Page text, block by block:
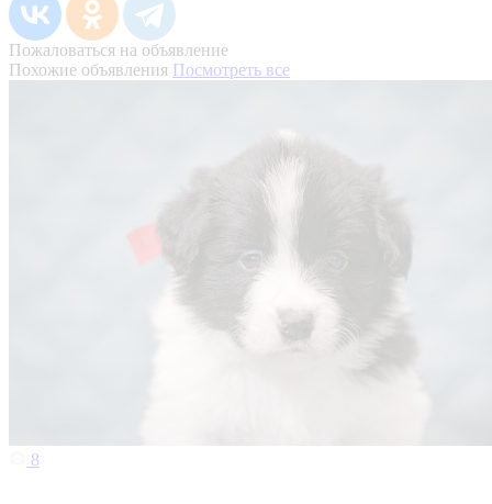
Пожаловаться на объявление
Похожие объявления Посмотреть все
8